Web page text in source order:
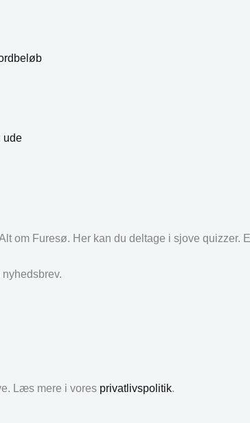
ude
om Furesø. Her kan du deltage i sjove quizzer.
Læs mere i vores privatlivspolitik.